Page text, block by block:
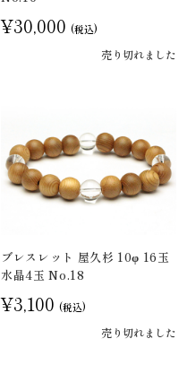
¥30,000 (税込)
売り切れました
ブレスレット 屋久杉 10φ 16玉
水晶4玉 No.18
¥3,100 (税込)
売り切れました